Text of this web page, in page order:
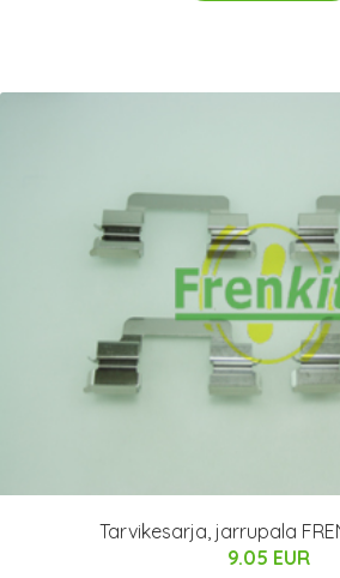
Tarvikesarja, jarrupala
9.05 EUR